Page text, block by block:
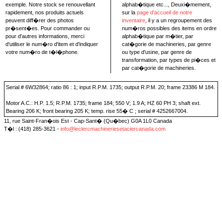
exemple. Notre stock se renouvellant
rapidement, nos produits actuels
peuvent diff�rer des photos
pr�sent�es. Pour commander ou
pour d'autres informations, merci
d'utiliser le num�ro d'item et d'indiquer
votre num�ro de t�l�phone.
alphab�tique etc..., Deuxi�mement,
sur la page d'accueil de notre
inventaire , il y a un regroupement des
num�ros possibles des items en ordre
alphab�tique par m�tier, par
cat�gorie de machineries, par genre
ou type d'usine, par genre de
transformation, par types de pi�ces et
par cat�gorie de machineries.
Serial # 6W32864; ratio 86 : 1; input R.P.M. 1735; output R.P.M. 20; frame 23386 M 184.
Motor A.C.: H.P. 1.5; R.P.M. 1735; frame 184; 550 V; 1.9 A; HZ 60 PH 3; shaft ext.
Bearing 206 K; front bearing 205 K; temp. rise 55� C ; serial # 4252667004.
11, rue Saint-Fran�ois Est - Cap-Sant� (Qu�bec) G0A 1L0 Canada
T�l : (418) 285-3621 - info@leclercmachineriesetaciercanada.com